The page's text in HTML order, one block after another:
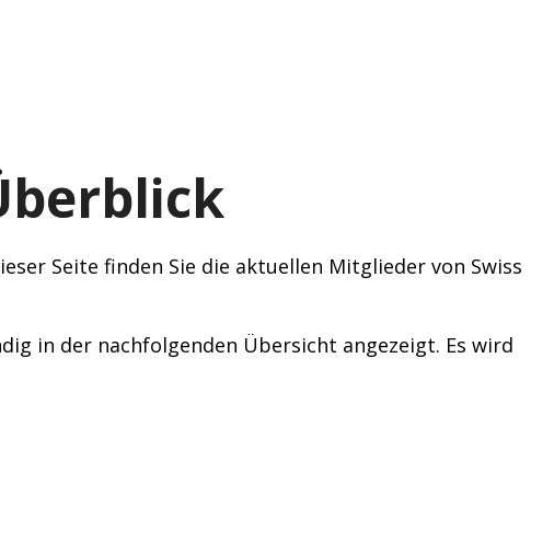
Seite finden Sie die aktuellen Mitglieder von Swiss
in der nachfolgenden Übersicht angezeigt. Es wird